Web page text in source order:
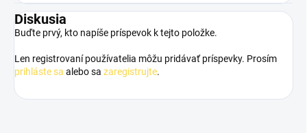
Diskusia
Buďte prvý, kto napíše príspevok k tejto položke.
Len registrovaní používatelia môžu pridávať príspevky. Prosím
prihláste sa alebo sa zaregistrujte.